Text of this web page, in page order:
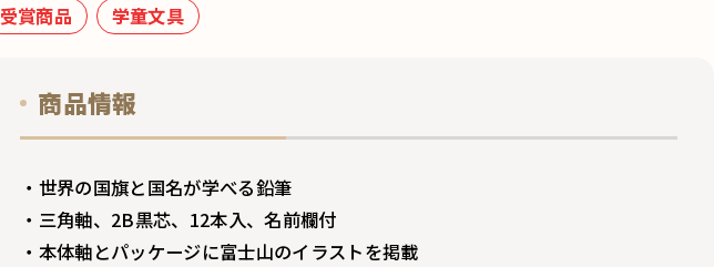
受賞商品
学童文具
商品情報
・世界の国旗と国名が学べる鉛筆
・三角軸、2B黒芯、12本入、名前欄付
・本体軸とパッケージに富士山のイラストを掲載